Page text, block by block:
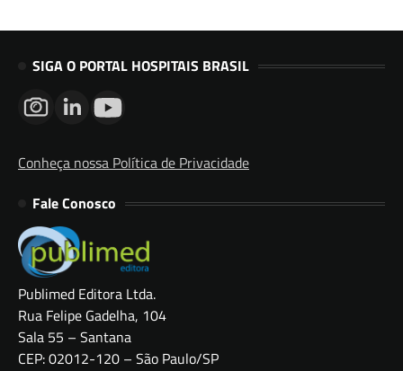
SIGA O PORTAL HOSPITAIS BRASIL
Conheça nossa Política de Privacidade
Fale Conosco
Publimed Editora Ltda.
Rua Felipe Gadelha, 104
Sala 55 – Santana
CEP: 02012-120 – São Paulo/SP